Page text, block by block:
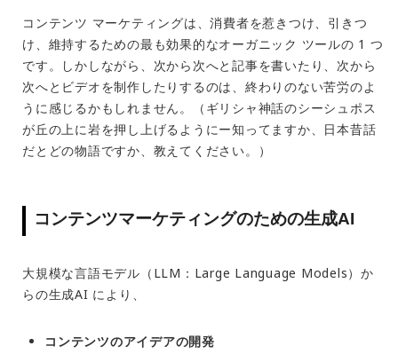
コンテンツ マーケティングは、消費者を惹きつけ、引きつ
け、維持するための最も効果的なオーガニック ツールの 1 つ
です。しかしながら、次から次へと記事を書いたり、次から
次へとビデオを制作したりするのは、終わりのない苦労のよ
うに感じるかもしれません。（ギリシャ神話のシーシュポス
が丘の上に岩を押し上げるようにー知ってますか、日本昔話
だとどの物語ですか、教えてください。）
コンテンツマーケティングのための生成AI
大規模な言語モデル（LLM：Large Language Models）か
らの生成AI により、
コンテンツのアイデアの開発